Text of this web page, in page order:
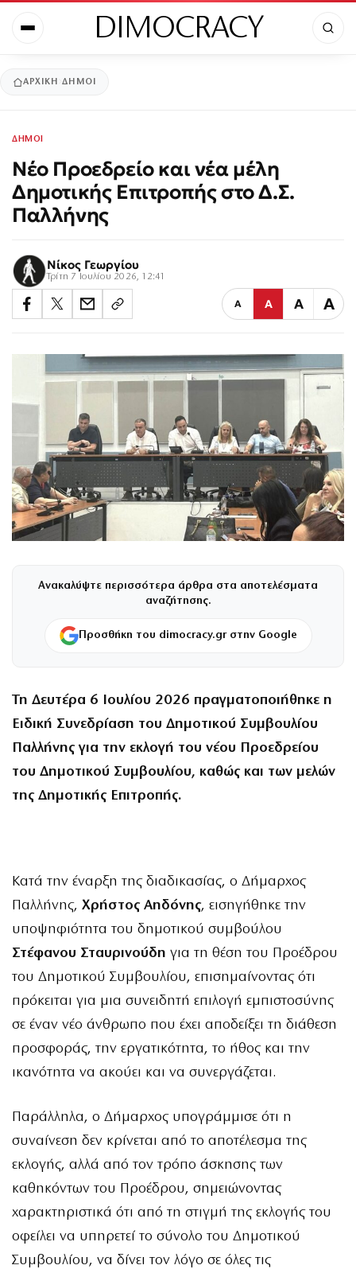
DIMOCRACY
ΑΡΧΙΚΉ ΔΗΜΟΙ
ΔΗΜΟΙ
Νέο Προεδρείο και νέα μέλη
Δημοτικής Επιτροπής στο Δ.Σ.
Παλλήνης
Νίκος Γεωργίου
Τρίτη 7 Ιουλίου 2026, 12:41
Α Α Α Α
Ανακαλύψτε περισσότερα άρθρα στα αποτελέσματα
αναζήτησης.
Προσθήκη του dimocracy.gr στην Google
Τη Δευτέρα 6 Ιουλίου 2026 πραγματοποιήθηκε η
Ειδική Συνεδρίαση του Δημοτικού Συμβουλίου
Παλλήνης για την εκλογή του νέου Προεδρείου
του Δημοτικού Συμβουλίου, καθώς και των μελών
της Δημοτικής Επιτροπής.
Κατά την έναρξη της διαδικασίας, ο Δήμαρχος
Παλλήνης, Χρήστος Αηδόνης, εισηγήθηκε την
υποψηφιότητα του δημοτικού συμβούλου
Στέφανου Σταυρινούδη για τη θέση του Προέδρου
του Δημοτικού Συμβουλίου, επισημαίνοντας ότι
πρόκειται για μια συνειδητή επιλογή εμπιστοσύνης
σε έναν νέο άνθρωπο που έχει αποδείξει τη διάθεση
προσφοράς, την εργατικότητα, το ήθος και την
ικανότητα να ακούει και να συνεργάζεται.
Παράλληλα, ο Δήμαρχος υπογράμμισε ότι η
συναίνεση δεν κρίνεται από το αποτέλεσμα της
εκλογής, αλλά από τον τρόπο άσκησης των
καθηκόντων του Προέδρου, σημειώνοντας
χαρακτηριστικά ότι από τη στιγμή της εκλογής του
οφείλει να υπηρετεί το σύνολο του Δημοτικού
Συμβουλίου, να δίνει τον λόγο σε όλες τις